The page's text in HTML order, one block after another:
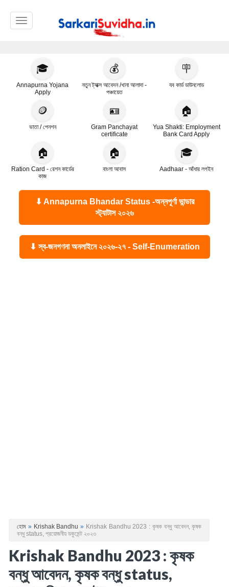
Toggle navigation
🎓
Annapurna Yojana
Apply
💰
নতুন ট্যাক্স আবেদন /খানা আলাদা -
পঞ্চায়েত
🪧
যব কার্ড ডাউনলোড
🪙
ভাতা / পেনশন
🪪
Gram Panchayat
certificate
🏠
Yua Shakti: Employment
Bank Card Apply
🏠
Ration Card - রেশন কার্ডের
কাজ
🏠
বাংলা আবাস
🎓
Aadhaar - আঁধার লগইন
⬇ Annapurna Bhandar Status -অন্নপূর্ণা ভান্ডার
স্ট্যাটাস ২০২৬
⬇ স্ব-জনগণনা অনলাইনে ২০২৬-২৭ - Self-Enumeration
হোম » Krishak Bandhu » Krishak Bandhu 2023 : কৃষক বন্ধু আবেদন, কৃষক
বন্ধু status, প্রয়োজনীয় ডকুমেন্ট ২০২৩
Krishak Bandhu 2023 : কৃষক
বন্ধু আবেদন, কৃষক বন্ধু status,